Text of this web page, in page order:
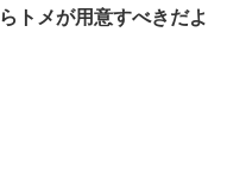
トメが用意すべきだよ